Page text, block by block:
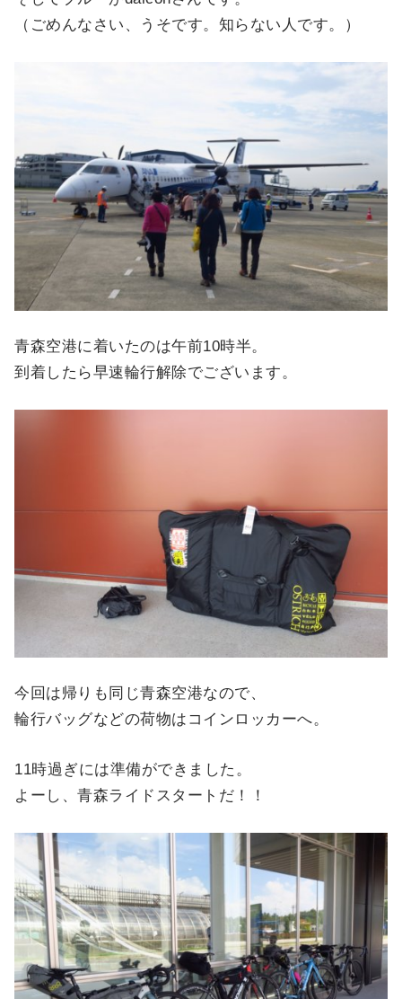
（ごめんなさい、うそです。知らない人です。）
青森空港に着いたのは午前10時半。
到着したら早速輪行解除でございます。
今回は帰りも同じ青森空港なので、
輪行バッグなどの荷物はコインロッカーへ。
11時過ぎには準備ができました。
よーし、青森ライドスタートだ！！